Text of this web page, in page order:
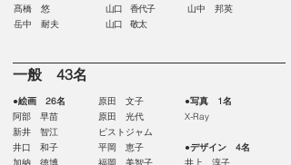
髙橋 悠
岳中 耐夫
山口 香代子
山口 敬太
山中 邦英
一般 43名
●絵画 26名
阿部 早苗
新井 智江
井口 和子
原田 文子
原田 光代
ピストジャム
平岡 恵子
●写真 1名
X-Ray
●デザイン 4名